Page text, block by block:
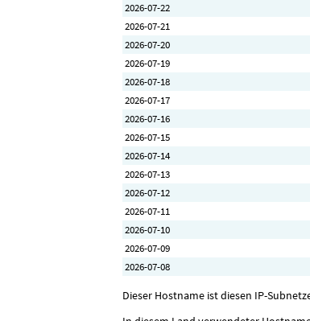
2026-07-22
2026-07-21
2026-07-20
2026-07-19
2026-07-18
2026-07-17
2026-07-16
2026-07-15
2026-07-14
2026-07-13
2026-07-12
2026-07-11
2026-07-10
2026-07-09
2026-07-08
Dieser Hostname ist diesen IP-